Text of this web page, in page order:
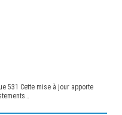
531 Cette mise à jour apporte